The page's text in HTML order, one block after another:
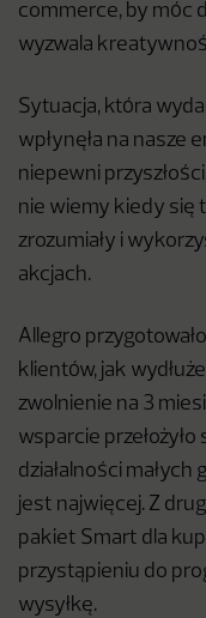
commerce, by móc
wyzwala
Sytuacja, która
wpłynęła na nasze
niepewni
nie wiemy kiedy się
zrozumiały i
akcjach.
Allegro
klientów, jak
zwolnienie na 3
wsparcie
działalności
jest najwięcej. Z
pakiet Smart dla
przystąpieniu do
wysyłkę.